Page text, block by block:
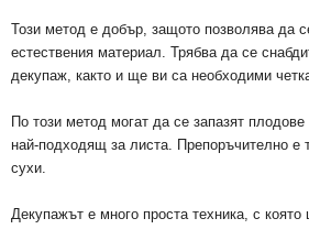
Този метод е добър, защото позволява да
естествения материал. Трябва да се
декупаж, както и ще ви са необходими
По този метод могат да се запазят
най-подходящ за листа. Препоръчително е
сухи.
Декупажът е много проста техника, с